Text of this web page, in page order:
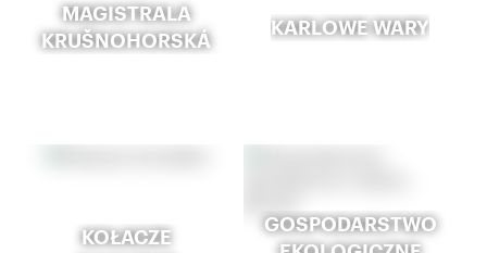
MAGISTRALA
KRUŠNOHORSKÁ
KARLOWE WARY
KOŁACZE
GOSPODARSTWO